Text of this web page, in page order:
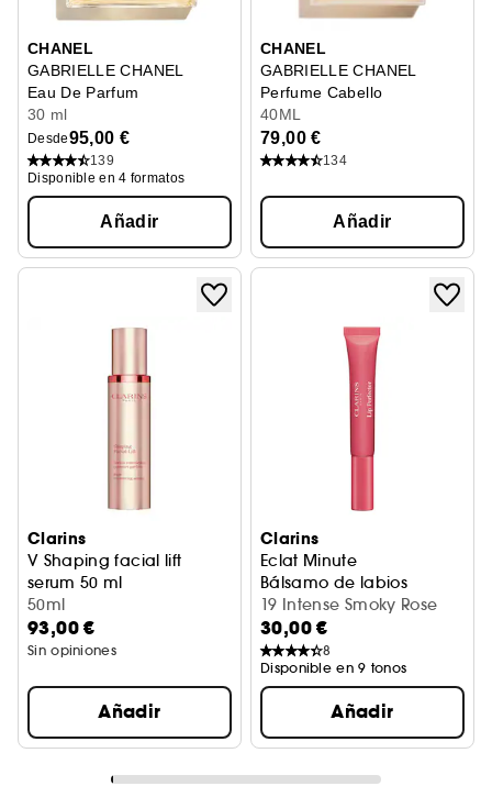
CHANEL
GABRIELLE CHANEL
Eau De Parfum
30 ml
Desde95,00 €
139
Disponible en 4 formatos
Añadir
CHANEL
GABRIELLE CHANEL
Perfume Cabello
40ML
79,00 €
134
Añadir
Clarins
V Shaping facial lift
serum 50 ml
50ml
93,00 €
Sin opiniones
Añadir
Clarins
Eclat Minute
Bálsamo de labios
19 Intense Smoky Rose
30,00 €
8
Disponible en 9 tonos
Añadir